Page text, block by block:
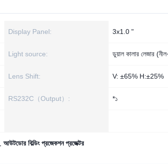
Display Panel: 3x1.0 "
Light source: ডুয়াল কালার লেজার
Lens Shift: V: ±65% H:±25%
RS232C（Output）: *১
আউটডোর বিল্ডিং প্রজেকশন প্রজেক্টর